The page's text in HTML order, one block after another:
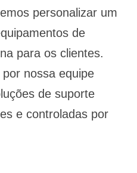
personalizar um
de
para os clientes.
nossa equipe
de suporte
e controladas por